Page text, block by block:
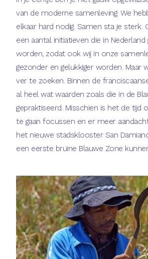
van de moderne samenleving. We
elkaar hard nodig. Samen sta je sterk.
een aantal initiatieven die in
worden, zodat ook wij in onze
gezonder en gelukkiger worden. Maar
ver te zoeken. Binnen de
al heel wat waarden zoals die in de
gepraktiseerd. Misschien is het de tijd
te gaan focussen en er meer
het nieuwe stadsklooster San
een eerste bruine Blauwe Zone